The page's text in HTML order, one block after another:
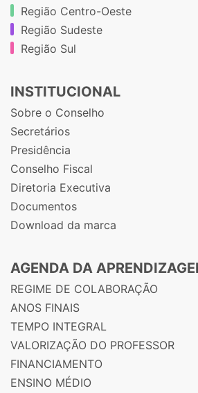
Região Centro-Oeste
Região Sudeste
Região Sul
INSTITUCIONAL
Sobre o Conselho
Secretários
Presidência
Conselho Fiscal
Diretoria Executiva
Documentos
Download da marca
AGENDA DA
REGIME DE COLABORAÇÃO
ANOS FINAIS
TEMPO INTEGRAL
VALORIZAÇÃO DO PROFESSOR
FINANCIAMENTO
ENSINO MÉDIO